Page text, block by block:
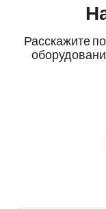
Расскажите